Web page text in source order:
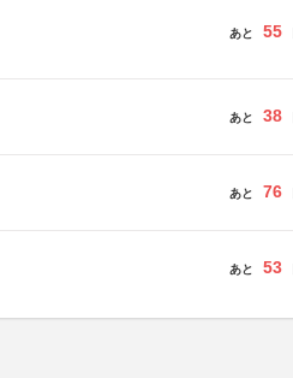
あと 55
あと 38
あと 76
あと 53